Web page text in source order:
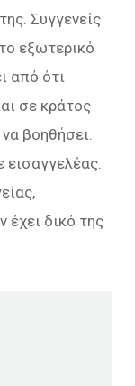
Συγγενείς
εξωτερικό
από ότι
σε κράτος
βοηθήσει.
εισαγγελέας.
έχει δικό της